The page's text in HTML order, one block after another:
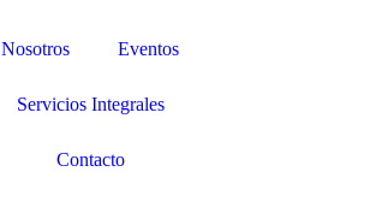
Nosotros Eventos
Servicios Integrales
Contacto